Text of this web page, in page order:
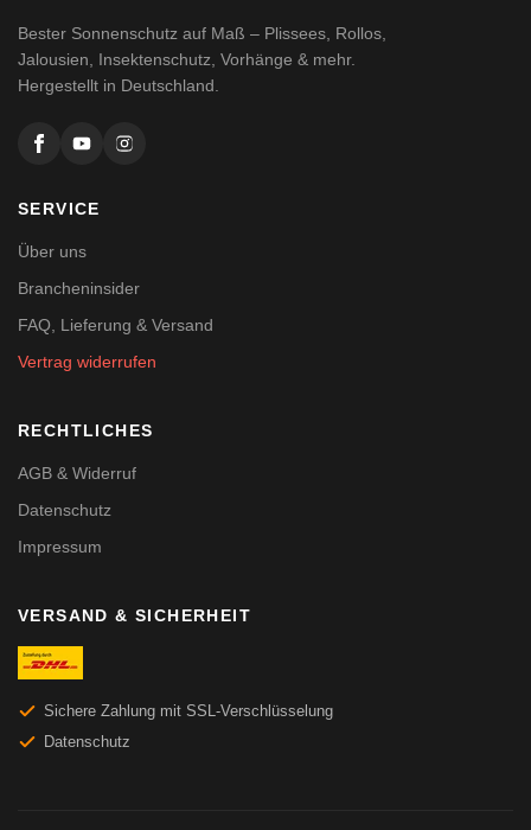
Bester Sonnenschutz auf Maß – Plissees, Rollos,
Jalousien, Insektenschutz, Vorhänge & mehr.
Hergestellt in Deutschland.
SERVICE
Über uns
Brancheninsider
FAQ, Lieferung & Versand
Vertrag widerrufen
RECHTLICHES
AGB & Widerruf
Datenschutz
Impressum
VERSAND & SICHERHEIT
Sichere Zahlung mit SSL-Verschlüsselung
Datenschutz